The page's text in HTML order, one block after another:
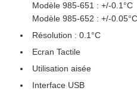
Modèle 985-651 : +/-0.1°C
Modèle 985-652 : +/-0.05°C
Résolution : 0.1°C
Ecran Tactile
Utilisation aisée
Interface USB